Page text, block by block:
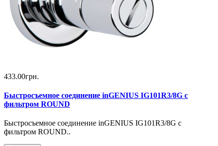
433.00грн.
Быстросъемное соединение inGENIUS IG101R3/8G с
фильтром ROUND
Быстросъемное соединение inGENIUS IG101R3/8G с
фильтром ROUND..